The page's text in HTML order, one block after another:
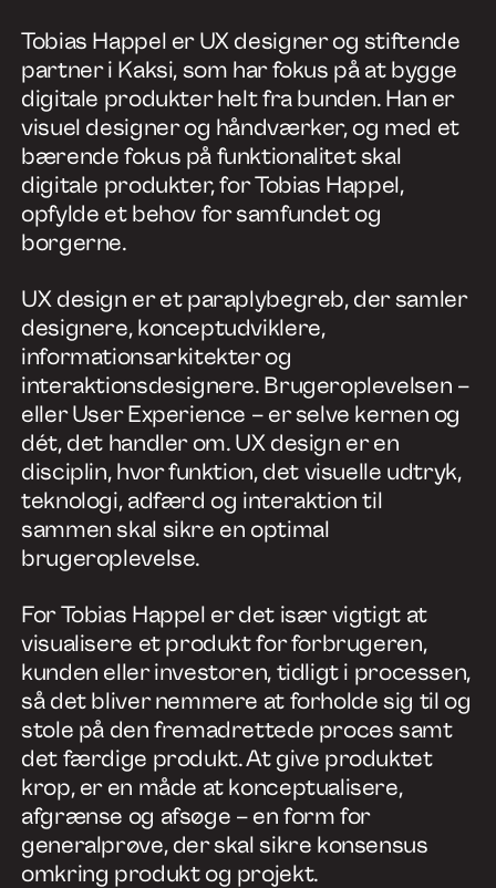
Tobias Happel er UX designer og stiftende
partner i Kaksi, som har fokus på at bygge
digitale produkter helt fra bunden. Han er
visuel designer og håndværker, og med et
bærende fokus på funktionalitet skal
digitale produkter, for Tobias Happel,
opfylde et behov for samfundet og
borgerne.
UX design er et paraplybegreb, der samler
designere, konceptudviklere,
informationsarkitekter og
interaktionsdesignere. Brugeroplevelsen –
eller User Experience – er selve kernen og
dét, det handler om. UX design er en
disciplin, hvor funktion, det visuelle udtryk,
teknologi, adfærd og interaktion til
sammen skal sikre en optimal
brugeroplevelse.
For Tobias Happel er det især vigtigt at
visualisere et produkt for forbrugeren,
kunden eller investoren, tidligt i processen,
så det bliver nemmere at forholde sig til og
stole på den fremadrettede proces samt
det færdige produkt. At give produktet
krop, er en måde at konceptualisere,
afgrænse og afsøge – en form for
generalprøve, der skal sikre konsensus
omkring produkt og projekt.